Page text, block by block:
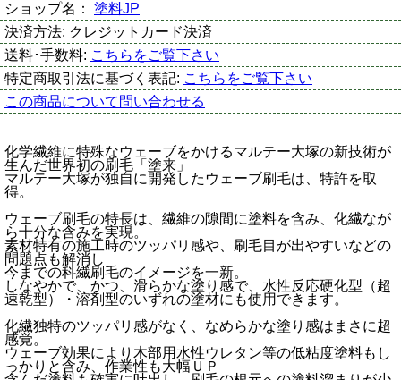
ショップ名： 塗料JP
決済方法: クレジットカード決済
送料･手数料: こちらをご覧下さい
特定商取引法に基づく表記: こちらをご覧下さい
この商品について問い合わせる
化学繊維に特殊なウェーブをかけるマルテー大塚の新技術が
生んだ世界初の刷毛「塗来」
マルテー大塚が独自に開発したウェーブ刷毛は、特許を取
得。
ウェーブ刷毛の特長は、繊維の隙間に塗料を含み、化繊なが
ら十分な含みを実現。
素材特有の施工時のツッパリ感や、刷毛目が出やすいなどの
問題点も解消し
今までの科繊刷毛のイメージを一新。
しなやかで、かつ、滑らかな塗り感で、水性反応硬化型（超
速乾型）・溶剤型のいずれの塗材にも使用できます。
化繊独特のツッパリ感がなく、なめらかな塗り感はまさに超
感覚。
ウェーブ効果により木部用水性ウレタン等の低粘度塗料もし
っかりと含み、作業性も大幅ＵＰ